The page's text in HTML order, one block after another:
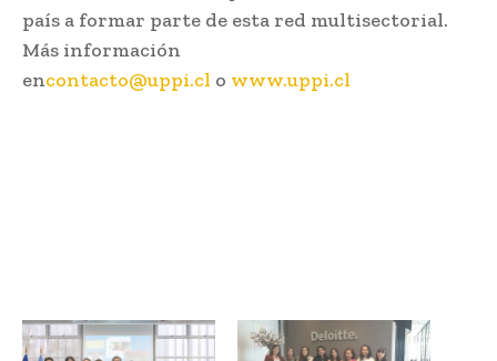
país a formar parte de esta red multisectorial.
Más información
encontacto@uppi.cl o www.uppi.cl